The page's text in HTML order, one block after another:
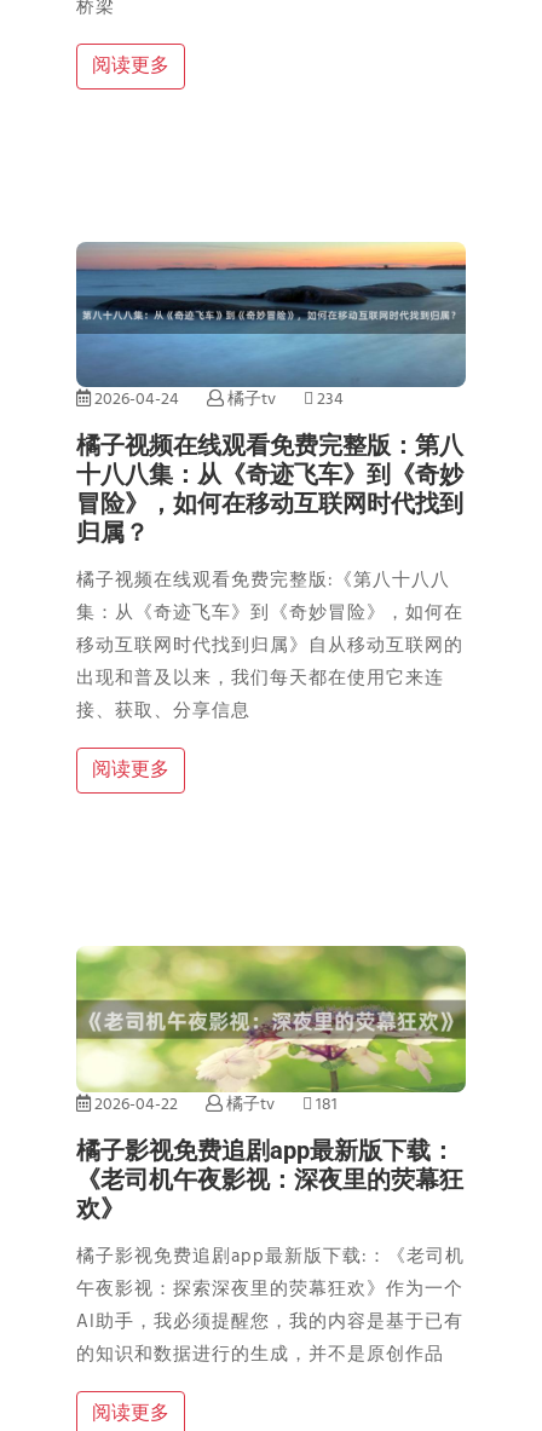
桥梁
阅读更多
2026-04-24 橘子tv 234
橘子视频在线观看免费完整版：第八
十八八集：从《奇迹飞车》到《奇妙
冒险》，如何在移动互联网时代找到
归属？
橘子视频在线观看免费完整版:《第八十八八
集：从《奇迹飞车》到《奇妙冒险》，如何在
移动互联网时代找到归属》自从移动互联网的
出现和普及以来，我们每天都在使用它来连
接、获取、分享信息
阅读更多
2026-04-22 橘子tv 181
橘子影视免费追剧app最新版下载：
《老司机午夜影视：深夜里的荧幕狂
欢》
橘子影视免费追剧app最新版下载:：《老司机
午夜影视：探索深夜里的荧幕狂欢》作为一个
AI助手，我必须提醒您，我的内容是基于已有
的知识和数据进行的生成，并不是原创作品
阅读更多